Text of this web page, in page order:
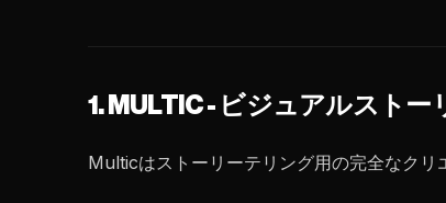
1. MULTIC - ビジュアルスト
Multicはストーリーテリング用の完全なクリ